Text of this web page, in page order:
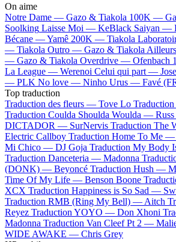
On aime
Notre Dame — Gazo & Tiakola 100K —
Soolking Laisse Moi — KeBlack Saiyan —
Bécane —Yamê 200K — Tiakola
— Tiakola Outro — Gazo & Tiakola
— Gazo & Tiakola Overdrive — Ofenbach
La League — Werenoi Celui qui part —
— PLK No love — Ninho Urus — Favé
Top traduction
Traduction des fleurs — Tove Lo
Traduction Coulda Shoulda Woulda — Russ
DICTADOR — SurNervis Traduction The
Electric Callboy Traduction Home To Me —
Mi Chico — DJ Goja Traduction My Body
Traduction Danceteria — Madonna
(DONK) — Beyoncé Traduction Hush —
Time Of My Life — Benson Boone
XCX Traduction Happiness is So Sad —
Traduction RMB (Ring My Bell) — Aitch
Reyez Traduction YOYO — Don Xhoni
Madonna Traduction Van Cleef Pt 2 —
WIDE AWAKE — Chris Grey